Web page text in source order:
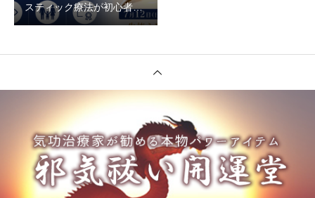
スティック療法が初心者で
もできる理由